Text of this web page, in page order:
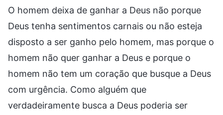
O homem deixa de ganhar a Deus não porque
Deus tenha sentimentos carnais ou não esteja
disposto a ser ganho pelo homem, mas porque o
homem não quer ganhar a Deus e porque o
homem não tem um coração que busque a Deus
com urgência. Como alguém que
verdadeiramente busca a Deus poderia ser